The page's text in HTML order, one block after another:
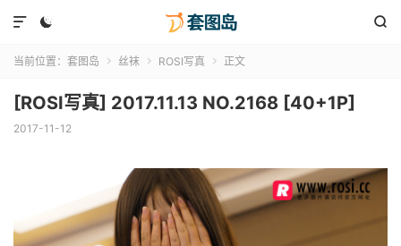
 

当前位置： 套图岛  丝袜  ROSI写真  正文
[ROSI写真] 2017.11.13 NO.2168 [40+1P]
2017-11-12